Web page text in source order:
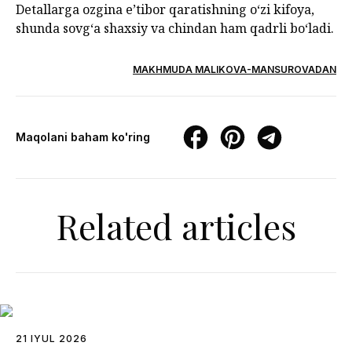
Detallarga ozgina e’tibor qaratishning o‘zi kifoya,
shunda sovg‘a shaxsiy va chindan ham qadrli bo‘ladi.
MAKHMUDA MALIKOVA-MANSUROVADAN
Maqolani baham ko'ring
Related articles
21 IYUL 2026